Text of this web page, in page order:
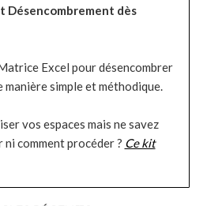
Désencombrement dès
Excel pour désencombrer
simple et méthodique.
vos espaces mais ne savez
ni comment procéder ? Ce kit